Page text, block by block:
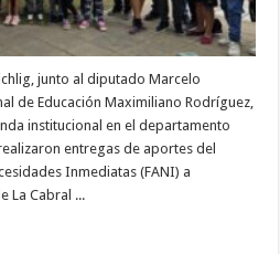
junto al diputado Marcelo
de Educación Maximiliano Rodríguez,
institucional en el departamento
entregas de aportes del
Inmediatas (FANI) a
La Cabral ...